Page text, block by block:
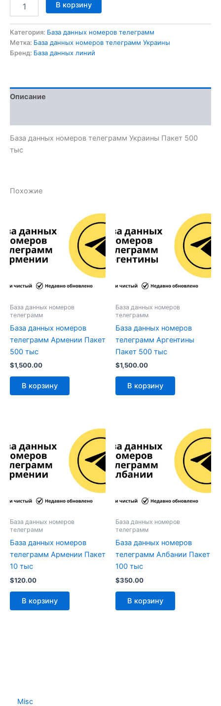
Misc
В корзину
Категория: База данных номеров телеграмм
Метка: База данных номеров телеграмм Украины
Бренд: База данных линий
Описание
База данных номеров телеграмм Украины Пакет 500
тыс
Похожие
База данных номеров
телеграмм
База данных номеров
телеграмм Армении Пакет
500 тыс
$1,500.00
В корзину
База данных номеров
телеграмм
База данных номеров
телеграмм Аргентины
Пакет 500 тыс
$1,500.00
В корзину
База данных номеров
телеграмм
База данных номеров
телеграмм Армении Пакет
10 тыс
$120.00
В корзину
База данных номеров
телеграмм
База данных номеров
телеграмм Албании Пакет
100 тыс
$350.00
В корзину